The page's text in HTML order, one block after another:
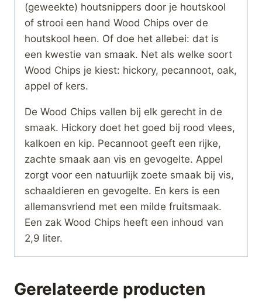
(geweekte) houtsnippers door je houtskool
of strooi een hand Wood Chips over de
houtskool heen. Of doe het allebei: dat is
een kwestie van smaak. Net als welke soort
Wood Chips je kiest: hickory, pecannoot, oak,
appel of kers.
De Wood Chips vallen bij elk gerecht in de
smaak. Hickory doet het goed bij rood vlees,
kalkoen en kip. Pecannoot geeft een rijke,
zachte smaak aan vis en gevogelte. Appel
zorgt voor een natuurlijk zoete smaak bij vis,
schaaldieren en gevogelte. En kers is een
allemansvriend met een milde fruitsmaak.
Een zak Wood Chips heeft een inhoud van
2,9 liter.
Gerelateerde producten